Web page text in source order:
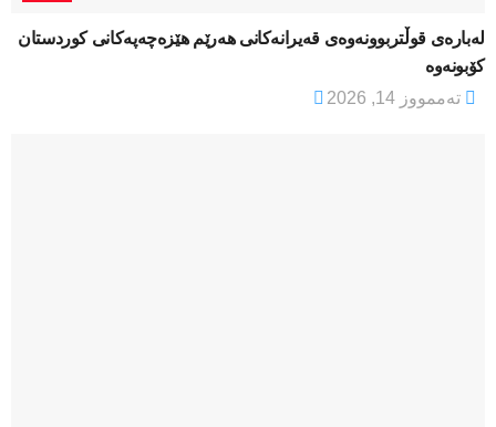
لەبارەی قوڵتربوونەوەی قەیرانەكانی هەرێم هێزەچەپەكانی كوردستان
كۆبونەوە
تەممووز 14, 2026